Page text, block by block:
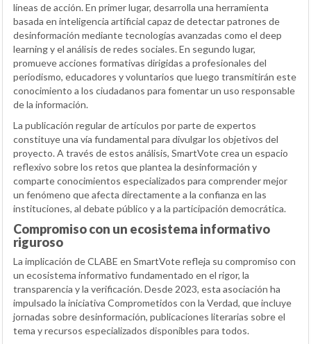
líneas de acción. En primer lugar, desarrolla una herramienta
basada en inteligencia artificial capaz de detectar patrones de
desinformación mediante tecnologías avanzadas como el deep
learning y el análisis de redes sociales. En segundo lugar,
promueve acciones formativas dirigidas a profesionales del
periodismo, educadores y voluntarios que luego transmitirán este
conocimiento a los ciudadanos para fomentar un uso responsable
de la información.
La publicación regular de artículos por parte de expertos
constituye una vía fundamental para divulgar los objetivos del
proyecto. A través de estos análisis, SmartVote crea un espacio
reflexivo sobre los retos que plantea la desinformación y
comparte conocimientos especializados para comprender mejor
un fenómeno que afecta directamente a la confianza en las
instituciones, al debate público y a la participación democrática.
Compromiso con un ecosistema informativo
riguroso
La implicación de CLABE en SmartVote refleja su compromiso con
un ecosistema informativo fundamentado en el rigor, la
transparencia y la verificación. Desde 2023, esta asociación ha
impulsado la iniciativa Comprometidos con la Verdad, que incluye
jornadas sobre desinformación, publicaciones literarias sobre el
tema y recursos especializados disponibles para todos.